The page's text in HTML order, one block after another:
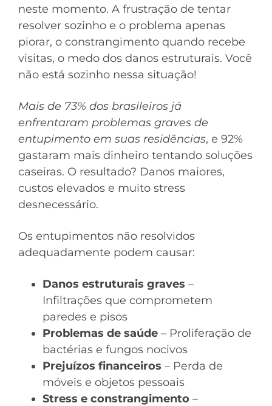
neste momento. A frustração de tentar
resolver sozinho e o problema apenas
piorar, o constrangimento quando recebe
visitas, o medo dos danos estruturais. Você
não está sozinho nessa situação!
Mais de 73% dos brasileiros já
enfrentaram problemas graves de
entupimento em suas residências, e 92%
gastaram mais dinheiro tentando soluções
caseiras. O resultado? Danos maiores,
custos elevados e muito stress
desnecessário.
Os entupimentos não resolvidos
adequadamente podem causar:
Danos estruturais graves –
Infiltrações que comprometem
paredes e pisos
Problemas de saúde – Proliferação de
bactérias e fungos nocivos
Prejuízos financeiros – Perda de
móveis e objetos pessoais
Stress e constrangimento –